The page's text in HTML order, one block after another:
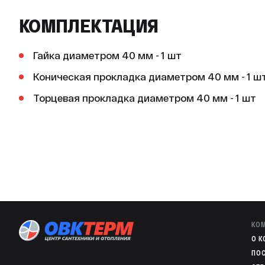
КОМПЛЕКТАЦИЯ
Гайка диаметром 40 мм - 1 шт
Коническая прокладка диаметром 40 мм - 1
Торцевая прокладка диаметром 40 мм - 1 шт
O